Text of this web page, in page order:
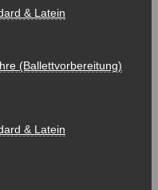
& Latein
(Ballettvorbereitung)
& Latein